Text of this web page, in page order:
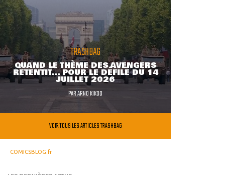
TRASHBAG
QUAND LE THÈME DES AVENGERS
RETENTIT... POUR LE DÉFILÉ DU 14
JUILLET 2026
PARARNO KIKOO
VOIR TOUS LES ARTICLES TRASHBAG
COMICSBLOG.fr